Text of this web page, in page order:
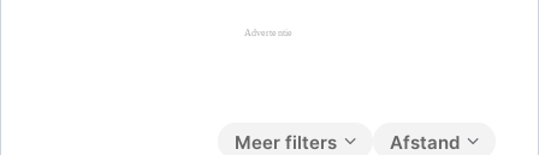
Afstand
Meer filters